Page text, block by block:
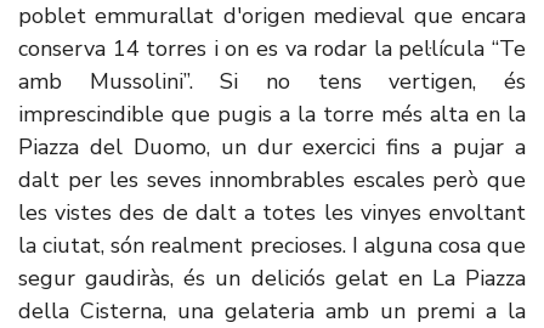
poblet emmurallat d'origen medieval que encara
conserva 14 torres i on es va rodar la pel·lícula “Te
amb Mussolini”. Si no tens vertigen, és
imprescindible que pugis a la torre més alta en la
Piazza del Duomo, un dur exercici fins a pujar a
dalt per les seves innombrables escales però que
les vistes des de dalt a totes les vinyes envoltant
la ciutat, són realment precioses. I alguna cosa que
segur gaudiràs, és un deliciós gelat en La Piazza
della Cisterna, una gelateria amb un premi a la